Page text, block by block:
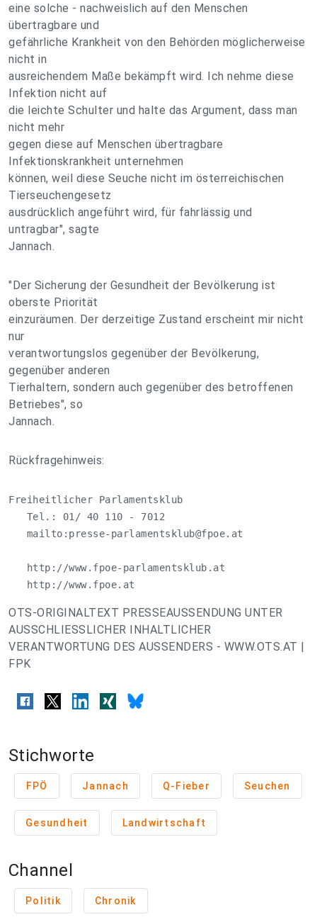
eine solche - nachweislich auf den Menschen
übertragbare und
gefährliche Krankheit von den Behörden möglicherweise
nicht in
ausreichendem Maße bekämpft wird. Ich nehme diese
Infektion nicht auf
die leichte Schulter und halte das Argument, dass man
nicht mehr
gegen diese auf Menschen übertragbare
Infektionskrankheit unternehmen
können, weil diese Seuche nicht im österreichischen
Tierseuchengesetz
ausdrücklich angeführt wird, für fahrlässig und
untragbar", sagte
Jannach.
"Der Sicherung der Gesundheit der Bevölkerung ist
oberste Priorität
einzuräumen. Der derzeitige Zustand erscheint mir nicht
nur
verantwortungslos gegenüber der Bevölkerung,
gegenüber anderen
Tierhaltern, sondern auch gegenüber des betroffenen
Betriebes", so
Jannach.
Rückfragehinweis:
Freiheitlicher Parlamentsklub
   Tel.: 01/ 40 110 - 7012
   mailto:
presse-parlamentsklub@fpoe.at
   http://www.fpoe-parlamentsklub.at
   http://www.fpoe.at
OTS-ORIGINALTEXT PRESSEAUSSENDUNG UNTER
AUSSCHLIESSLICHER INHALTLICHER
VERANTWORTUNG DES AUSSENDERS - WWW.OTS.AT |
FPK
Stichworte
FPÖ Jannach Q-Fieber Seuchen
Gesundheit Landwirtschaft
Channel
Politik Chronik